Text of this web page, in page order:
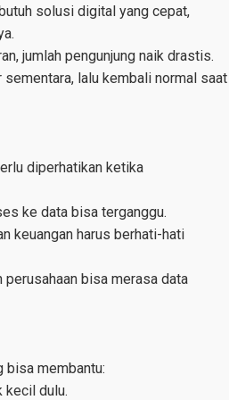
solusi digital yang cepat,
jumlah pengunjung naik drastis.
lalu kembali normal saat
diperhatikan ketika
ke data bisa terganggu.
keuangan harus berhati-hati
bisa merasa data
bisa membantu:
kecil dulu.